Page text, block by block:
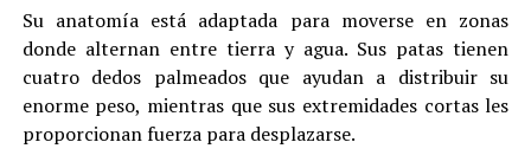
Su anatomía está adaptada para moverse en zonas
donde alternan entre tierra y agua. Sus patas tienen
cuatro dedos palmeados que ayudan a distribuir su
enorme peso, mientras que sus extremidades cortas les
proporcionan fuerza para desplazarse.